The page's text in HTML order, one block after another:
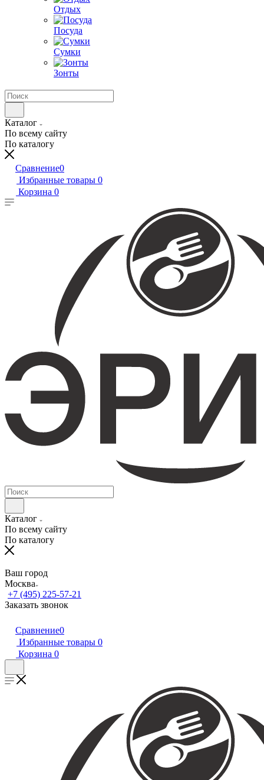
Отдых
Посуда
Сумки
Зонты
Каталог
По всему сайту
По каталогу
Сравнение0
Избранные товары 0
Корзина 0
Каталог
По всему сайту
По каталогу
Ваш город
Москва
+7 (495) 225-57-21
Заказать звонок
Сравнение0
Избранные товары 0
Корзина 0